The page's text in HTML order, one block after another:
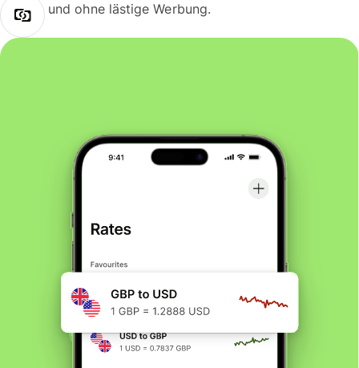
und ohne lästige Werbung.